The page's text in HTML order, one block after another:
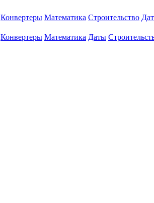
Конвертеры Математика Строительство
Конвертеры Математика Даты